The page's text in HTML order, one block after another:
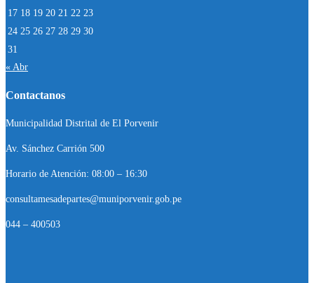
17 18 19 20 21 22 23
24 25 26 27 28 29 30
31
« Abr
Contactanos
Municipalidad Distrital de El Porvenir
Av. Sánchez Carrión 500
Horario de Atención: 08:00 – 16:30
consultamesadepartes@muniporvenir.gob.pe
044 – 400503